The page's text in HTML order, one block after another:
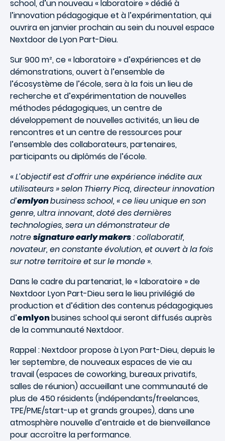
school, d’un nouveau « laboratoire » dédié à
l’innovation pédagogique et à l’expérimentation, qui
ouvrira en janvier prochain au sein du nouvel espace
Nextdoor de Lyon Part-Dieu.
Sur 900 m², ce « laboratoire » d’expériences et de
démonstrations, ouvert à l’ensemble de
l’écosystème de l’école, sera à la fois un lieu de
recherche et d’expérimentation de nouvelles
méthodes pédagogiques, un centre de
développement de nouvelles activités, un lieu de
rencontres et un centre de ressources pour
l’ensemble des collaborateurs, partenaires,
participants ou diplômés de l’école.
«L’objectif est d’offrir une expérience inédite aux
utilisateurs » selon Thierry Picq, directeur innovation
d’emlyonbusiness school, « ce lieu unique en son
genre, ultra innovant, doté des dernières
technologies, sera un démonstrateur de
notresignature early makers: collaboratif,
novateur, en constante évolution, et ouvert à la fois
sur notre territoire et sur le monde ».
Dans le cadre du partenariat, le « laboratoire » de
Nextdoor Lyon Part-Dieu sera le lieu privilégié de
production et d’édition des contenus pédagogiques
d’emlyonbusines schoolqui seront diffusés auprès
de la communauté Nextdoor.
Rappel : Nextdoor propose à Lyon Part-Dieu, depuis le
1er septembre, de nouveaux espaces de vie au
travail (espaces de coworking, bureaux privatifs,
salles de réunion) accueillant une communauté de
plus de 450 résidents (indépendants/freelances,
TPE/PME/start-up et grands groupes), dans une
atmosphère nouvelle d’entraide et de bienveillance
pour accroître la performance.